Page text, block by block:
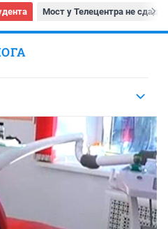
Мост у Телецентра не